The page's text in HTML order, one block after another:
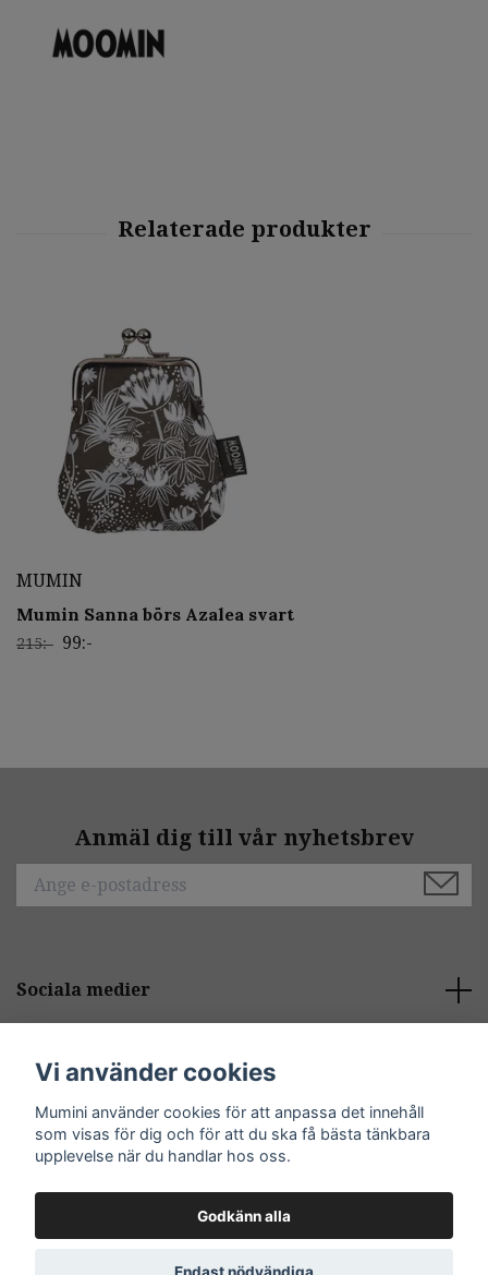
MUMIN
Mumin Sanna börs Azalea svart
215:- 99:-
Anmäl dig till vår nyhetsbrev
Sociala medier
Kontakt
© 2026 Mumini
Vi använder cookies
Mumini använder cookies för att anpassa det innehåll
som visas för dig och för att du ska få bästa tänkbara
upplevelse när du handlar hos oss.
Godkänn alla